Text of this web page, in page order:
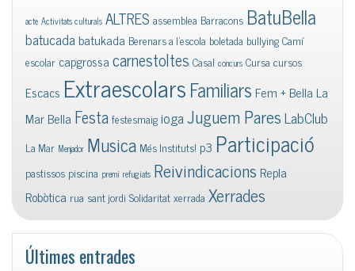
acte Activitats culturals ALTRES assemblea Barracons BatuBella
batucadabatukada Berenars a l'escola boletada bullyingCamí
escolar capgrossacarnestoltes Casal concurs Cursa cursos
Escacs ExtraescolarsFamiliars Fem + Bella La
Mar Bella FestafestesmaigiogaJuguem ParesLabClub
La Mar Menjador Musica Més Instituts! p3 Participació
pastissos piscina premi refugiats Reivindicacions Repla
Robòtica rua sant jordi Solidaritatxerrada Xerrades
Últimes entrades